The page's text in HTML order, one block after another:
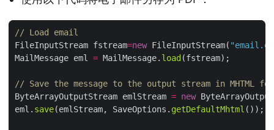
// Load email
FileInputStream fstream=new FileInputStream(
MailMessage eml = MailMessage. load
// Save the message to the output stream in MHTML
ByteArrayOutputStream emlStream = new
eml. save(emlStream, SaveOptions. getDefaultMhtml